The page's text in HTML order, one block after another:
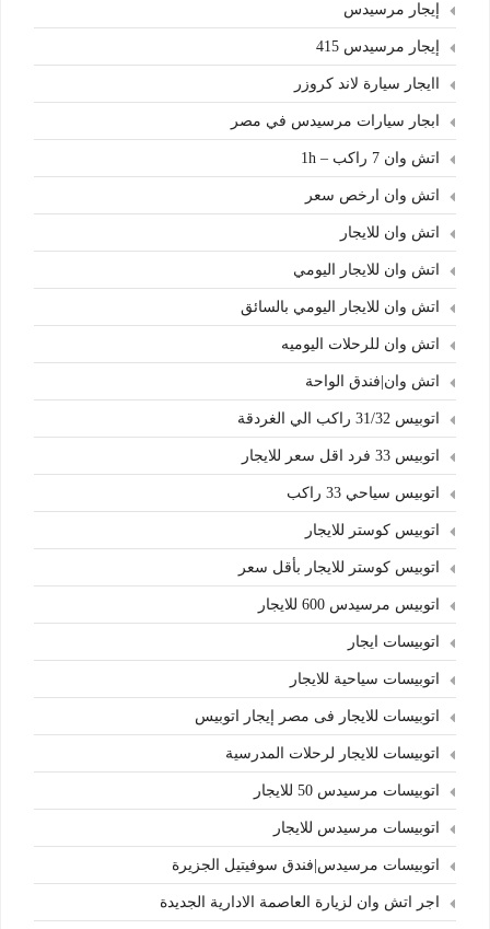
إيجار مرسيدس
إيجار مرسيدس 415
اايجار سيارة لاند كروزر
ابجار سيارات مرسيدس في مصر
اتش وان 7 راكب – 1h
اتش وان ارخص سعر
اتش وان للايجار
اتش وان للايجار اليومي
اتش وان للايجار اليومي بالسائق
اتش وان للرحلات اليوميه
اتش وان|فندق الواحة
اتوبيس 31/32 راكب الي الغردقة
اتوبيس 33 فرد اقل سعر للايجار
اتوبيس سياحي 33 راكب
اتوبيس كوستر للايجار
اتوبيس كوستر للايجار بأقل سعر
اتوبيس مرسيدس 600 للايجار
اتوبيسات ايجار
اتوبيسات سياحية للايجار
اتوبيسات للايجار فى مصر إيجار اتوبيس
اتوبيسات للايجار لرحلات المدرسية
اتوبيسات مرسيدس 50 للايجار
اتوبيسات مرسيدس للايجار
اتوبيسات مرسيدس|فندق سوفيتيل الجزيرة
اجر اتش وان لزيارة العاصمة الادارية الجديدة